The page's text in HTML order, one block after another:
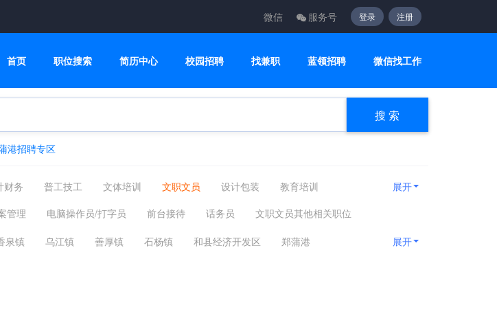
微信 服务号 登录 注册
首页 职位搜索 简历中心 校园招聘 找兼职 蓝领招聘 微信找工作
搜 索
港招聘专区
财务 普工技工 文体培训 文职文员 设计包装
教育培训
农/林/牧/渔 后勤 产品 家政 网络硬件
机械仪表
展开
管理 电脑操作员/打字员 前台接待 话务员
文职文员其他相关职位
泉镇 乌江镇 善厚镇 石杨镇 和县经济开发区
郑蒲港
展开